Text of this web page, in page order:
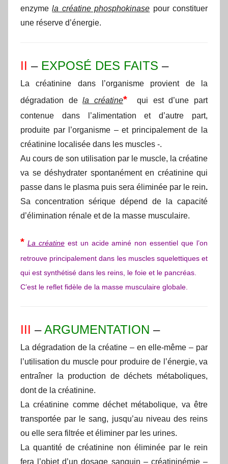
enzymela créatine phosphokinase pour constituer
une réserve d’énergie.
II – EXPOSÉ DES FAITS –
La créatinine dans l’organisme provient de la
dégradation dela créatine*qui est d’une part
contenue dans l’alimentation et d’autre part,
produite par l’organisme – et principalement de la
créatinine localisée dans les muscles -.
Au cours de son utilisation par le muscle, la créatine
va se déshydrater spontanément en créatinine qui
passe dans le plasma puis sera éliminée par le rein.
Sa concentration sérique dépend de la capacité
d’élimination rénale et de la masse musculaire.
* La créatineest un acide aminé non essentiel que l’on
retrouve principalement dans les muscles squelettiques et
qui est synthétisé dans les reins, le foie et le pancréas.
C’est le reflet fidèle de la masse musculaire globale.
III –ARGUMENTATION –
La dégradation de la créatine – en elle-même – par
l’utilisation du muscle pour produire de l’énergie, va
entraîner la production de déchets métaboliques,
dont de la créatinine.
La créatinine comme déchet métabolique, va être
transportée par le sang, jusqu’au niveau des reins
ou elle sera filtrée et éliminer par les urines.
La quantité de créatinine non éliminée par le rein
fera l’objet d’un dosage sanguin – créatininémie –